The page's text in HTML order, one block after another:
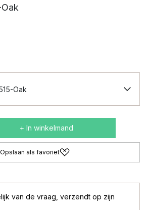
Oak
+ In winkelmand
Opslaan als favoriet
van de vraag verzendt op zijn